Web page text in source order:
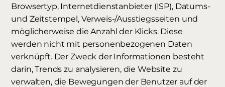
Browsertyp, Internetdienstanbieter (ISP), Datums-
und Zeitstempel, Verweis-/Ausstiegsseiten und
möglicherweise die Anzahl der Klicks. Diese
werden nicht mit personenbezogenen Daten
verknüpft. Der Zweck der Informationen besteht
darin, Trends zu analysieren, die Website zu
verwalten, die Bewegungen der Benutzer auf der